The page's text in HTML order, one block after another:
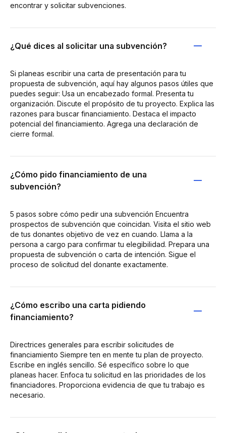
encontrar y solicitar subvenciones.
¿Qué dices al solicitar una subvención?
Si planeas escribir una carta de presentación para tu
propuesta de subvención, aquí hay algunos pasos útiles que
puedes seguir: Usa un encabezado formal. Presenta tu
organización. Discute el propósito de tu proyecto. Explica las
razones para buscar financiamiento. Destaca el impacto
potencial del financiamiento. Agrega una declaración de
cierre formal.
¿Cómo pido financiamiento de una
subvención?
5 pasos sobre cómo pedir una subvención Encuentra
prospectos de subvención que coincidan. Visita el sitio web
de tus donantes objetivo de vez en cuando. Llama a la
persona a cargo para confirmar tu elegibilidad. Prepara una
propuesta de subvención o carta de intención. Sigue el
proceso de solicitud del donante exactamente.
¿Cómo escribo una carta pidiendo
financiamiento?
Directrices generales para escribir solicitudes de
financiamiento Siempre ten en mente tu plan de proyecto.
Escribe en inglés sencillo. Sé específico sobre lo que
planeas hacer. Enfoca tu solicitud en las prioridades de los
financiadores. Proporciona evidencia de que tu trabajo es
necesario.